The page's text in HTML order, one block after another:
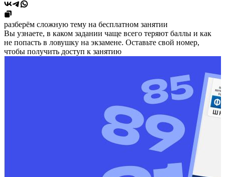
разберём сложную тему на бесплатном занятии
Вы узнаете, в каком задании чаще всего теряют баллы и как
не попасть в ловушку на экзамене. Оставьте свой номер,
чтобы получить доступ к занятию